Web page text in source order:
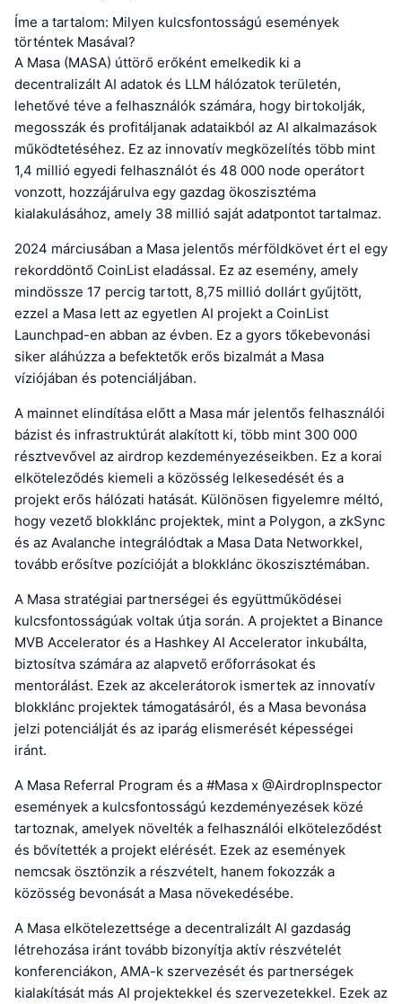
Íme a tartalom: Milyen kulcsfontosságú események
történtek Masával?
A Masa (MASA) úttörő erőként emelkedik ki a
decentralizált AI adatok és LLM hálózatok területén,
lehetővé téve a felhasználók számára, hogy birtokolják,
megosszák és profitáljanak adataikból az AI alkalmazások
működtetéséhez. Ez az innovatív megközelítés több mint
1,4 millió egyedi felhasználót és 48 000 node operátort
vonzott, hozzájárulva egy gazdag ökoszisztéma
kialakulásához, amely 38 millió saját adatpontot tartalmaz.
2024 márciusában a Masa jelentős mérföldkövet ért el egy
rekorddöntő CoinList eladással. Ez az esemény, amely
mindössze 17 percig tartott, 8,75 millió dollárt gyűjtött,
ezzel a Masa lett az egyetlen AI projekt a CoinList
Launchpad-en abban az évben. Ez a gyors tőkebevonási
siker aláhúzza a befektetők erős bizalmát a Masa
víziójában és potenciáljában.
A mainnet elindítása előtt a Masa már jelentős felhasználói
bázist és infrastruktúrát alakított ki, több mint 300 000
résztvevővel az airdrop kezdeményezéseikben. Ez a korai
elköteleződés kiemeli a közösség lelkesedését és a
projekt erős hálózati hatását. Különösen figyelemre méltó,
hogy vezető blokklánc projektek, mint a Polygon, a zkSync
és az Avalanche integrálódtak a Masa Data Networkkel,
tovább erősítve pozícióját a blokklánc ökoszisztémában.
A Masa stratégiai partnerségei és együttműködései
kulcsfontosságúak voltak útja során. A projektet a Binance
MVB Accelerator és a Hashkey AI Accelerator inkubálta,
biztosítva számára az alapvető erőforrásokat és
mentorálást. Ezek az akcelerátorok ismertek az innovatív
blokklánc projektek támogatásáról, és a Masa bevonása
jelzi potenciálját és az iparág elismerését képességei
iránt.
A Masa Referral Program és a #Masa x @AirdropInspector
események a kulcsfontosságú kezdeményezések közé
tartoznak, amelyek növelték a felhasználói elköteleződést
és bővítették a projekt elérését. Ezek az események
nemcsak ösztönzik a részvételt, hanem fokozzák a
közösség bevonását a Masa növekedésébe.
A Masa elkötelezettsége a decentralizált AI gazdaság
létrehozása iránt tovább bizonyítja aktív részvételét
konferenciákon, AMA-k szervezését és partnerségek
kialakítását más AI projektekkel és szervezetekkel. Ezek az